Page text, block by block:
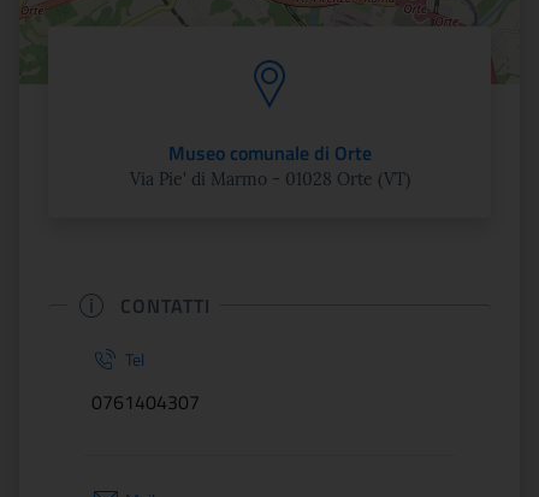
Museo comunale di Orte
Via Pie' di Marmo - 01028 Orte (VT)
CONTATTI
Tel
0761404307